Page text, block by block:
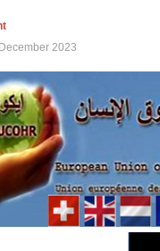
2023